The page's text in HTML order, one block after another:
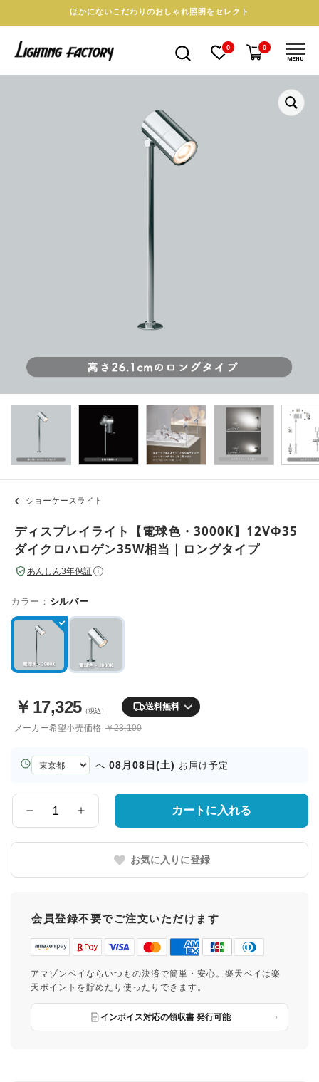
ほかにないこだわりのおしゃれ照明をセレクト
0 0
MENU
ショーケースライト
ディスプレイライト【電球色・3000K】12VΦ35
ダイクロハロゲン35W相当｜ロングタイプ
あんしん3年保証 i
カラー： シルバー
￥ 17,325（税込） 送料無料
メーカー希望小売価格 ￥23,100
お
届
県
へ 08月08日(土) お届け予定
量
カートに入れる
お気に入りに登録
会員登録不要でご注文いただけます
アマゾンペイならいつもの決済で簡単・安心。楽天ペイは楽
天ポイントを貯めたり使ったりできます。
インボイス対応の領収書 発行可能